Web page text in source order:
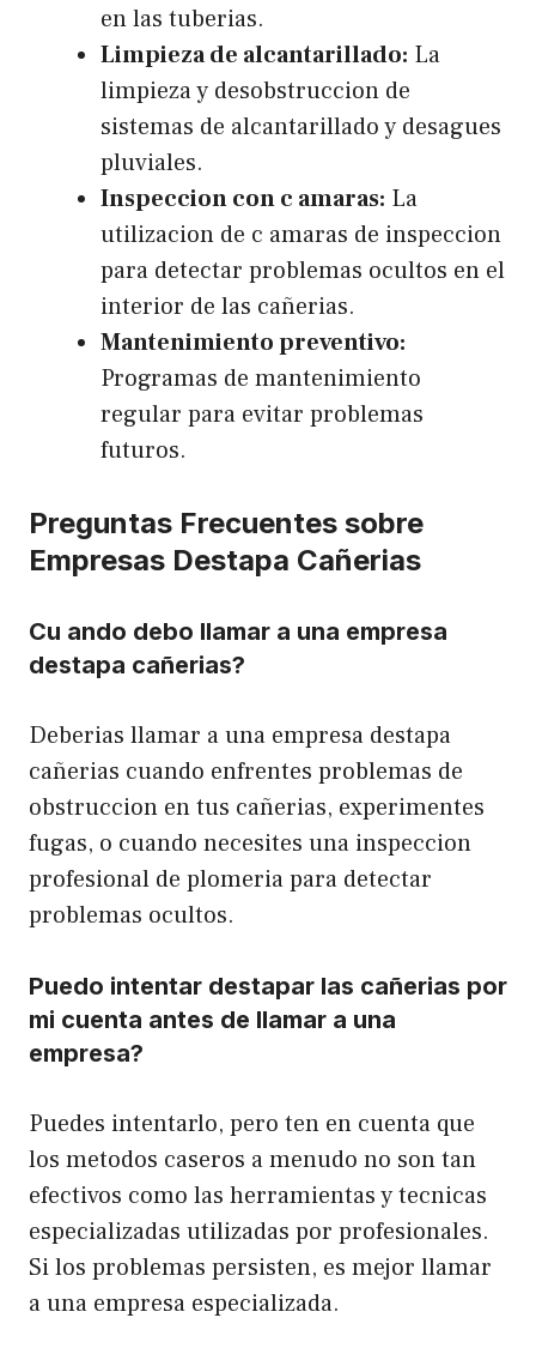
en las tuberias.
Limpieza de alcantarillado: La
limpieza y desobstruccion de
sistemas de alcantarillado y desagues
pluviales.
Inspeccion con c amaras: La
utilizacion de c amaras de inspeccion
para detectar problemas ocultos en el
interior de las cañerias.
Mantenimiento preventivo:
Programas de mantenimiento
regular para evitar problemas
futuros.
Preguntas Frecuentes sobre
Empresas Destapa Cañerias
Cu ando debo llamar a una empresa
destapa cañerias?
Deberias llamar a una empresa destapa
cañerias cuando enfrentes problemas de
obstruccion en tus cañerias, experimentes
fugas, o cuando necesites una inspeccion
profesional de plomeria para detectar
problemas ocultos.
Puedo intentar destapar las cañerias por
mi cuenta antes de llamar a una
empresa?
Puedes intentarlo, pero ten en cuenta que
los metodos caseros a menudo no son tan
efectivos como las herramientas y tecnicas
especializadas utilizadas por profesionales.
Si los problemas persisten, es mejor llamar
a una empresa especializada.